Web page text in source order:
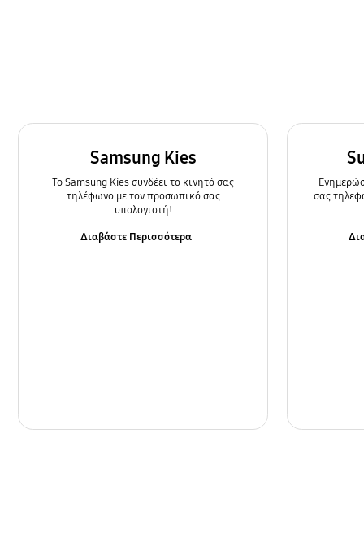
Τρόπος χρήσης
Samsung Kies
To Samsung Kies συνδέει το κινητό σας
τηλέφωνο με τον προσωπικό σας
υπολογιστή!
Διαβάστε Περισσότερα
σας